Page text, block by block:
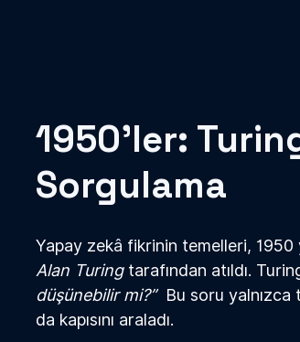
1950’ler:
Sorgulama
Yapay zekâ fikrinin temelleri, 1950
Alan Turing tarafından atıldı.
düşünebilir mi?” Bu soru yalnızca
da kapısını araladı.